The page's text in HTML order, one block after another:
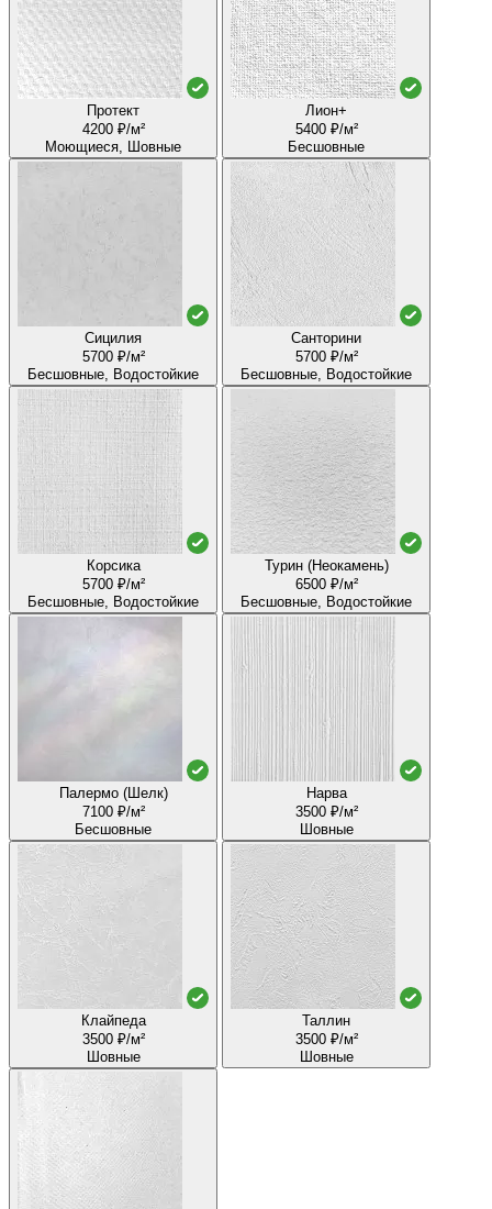
Протект
4200 ₽/м²
Моющиеся, Шовные
Лион+
5400 ₽/м²
Бесшовные
Сицилия
5700 ₽/м²
Бесшовные, Водостойкие
Санторини
5700 ₽/м²
Бесшовные, Водостойкие
Корсика
5700 ₽/м²
Бесшовные, Водостойкие
Турин (Неокамень)
6500 ₽/м²
Бесшовные, Водостойкие
Палермо (Шелк)
7100 ₽/м²
Бесшовные
Нарва
3500 ₽/м²
Шовные
Клайпеда
3500 ₽/м²
Шовные
Таллин
3500 ₽/м²
Шовные